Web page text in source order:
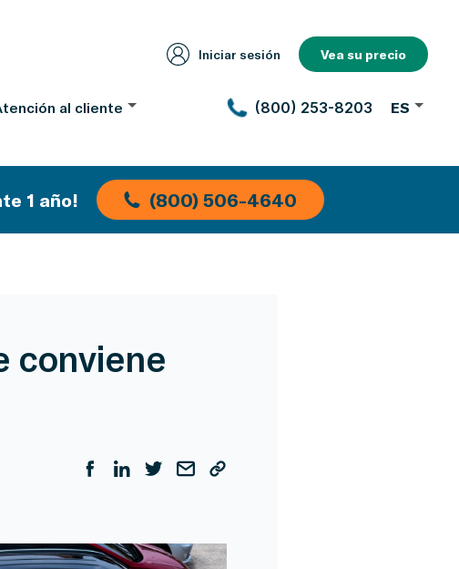
Iniciar sesión Vea su precio
al cliente (800) 253-8203 ES
1 año! (800) 506-4640
conviene